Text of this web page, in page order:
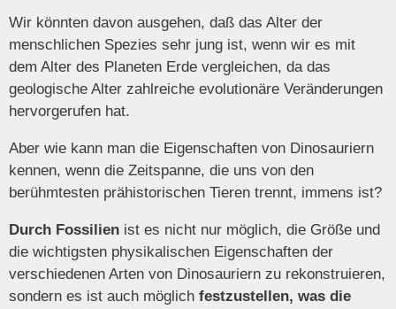
Wir könnten davon ausgehen, daß das Alter der
menschlichen Spezies sehr jung ist, wenn wir es mit
dem Alter des Planeten Erde vergleichen, da das
geologische Alter zahlreiche evolutionäre Veränderungen
hervorgerufen hat.
Aber wie kann man die Eigenschaften von Dinosauriern
kennen, wenn die Zeitspanne, die uns von den
berühmtesten prähistorischen Tieren trennt, immens ist?
Durch Fossilien ist es nicht nur möglich, die Größe und
die wichtigsten physikalischen Eigenschaften der
verschiedenen Arten von Dinosauriern zu rekonstruieren,
sondern es ist auch möglich festzustellen, was die